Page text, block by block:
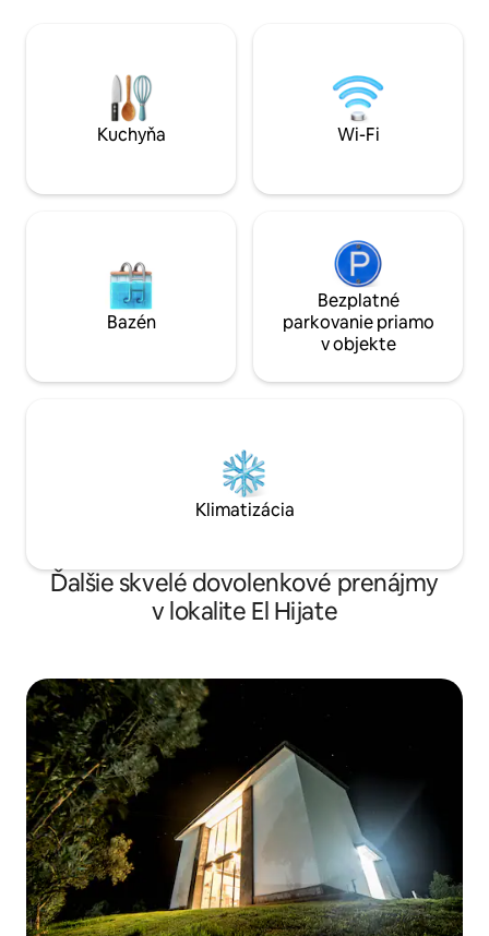
cm, príplatok za 3. samostatnú posteľ),
sprchy, umývadla, WC. Náš slaný bazén
(bez alergénov, bez zápachu, ale kde
vám ďakujeme za stabilitu a údržbu vody
môžete oddýchnuť, ako aj gril a ihrisko
pripravená pri vašom príchode), uteráky,
uterák do bazéna, upratovanie na konci
pobytu a elektrina. Bioklimatická
vlastnosť jaskyne ju prirodzene
klimatizuje. Najbližšie letisko: Granada a
počasie: Netflix 😉 Malé doplnky, aby vás
čaj, cukor, základné koreniny (olej, ocot,
soľ, čierne korenie)… a malé cukríky
pláže a golfové
toto ideálne
spomienok s
prácu, pretože
Kuchyňa Wi-Fi
Bazén
Bezplatné
parkovanie priamo
v objekte
Klimatizácia
Ďalšie skvelé dovolenkové prenájmy
v lokalite El Hijate